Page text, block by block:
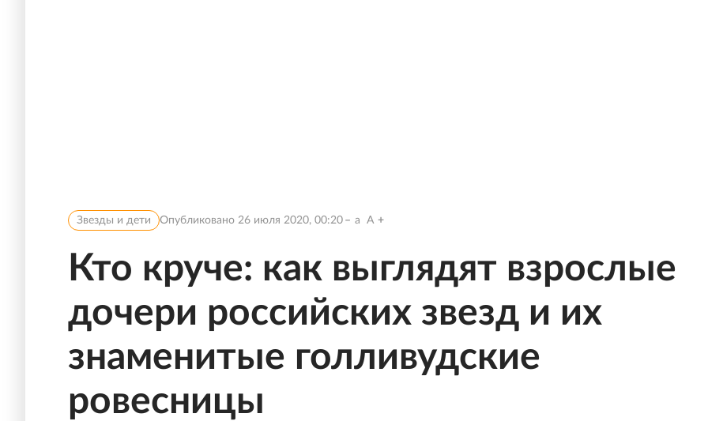
Звезды и дети Опубликовано 26 июля 2020, 00:20 a A
Кто круче: как выглядят взрослые
дочери российских звезд и их
знаменитые голливудские
ровесницы